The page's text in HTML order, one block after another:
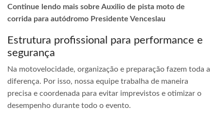
Continue lendo mais sobre Auxilio de pista moto de
corrida para autódromo Presidente Venceslau
Estrutura profissional para performance e
segurança
Na motovelocidade, organização e preparação fazem toda a
diferença. Por isso, nossa equipe trabalha de maneira
precisa e coordenada para evitar imprevistos e otimizar o
desempenho durante todo o evento.